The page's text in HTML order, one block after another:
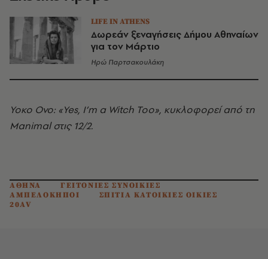
LIFE IN ATHENS
Δωρεάν ξεναγήσεις Δήμου Αθηναίων
για τον Μάρτιο
Ηρώ Παρτσακουλάκη
Υοκο Ονο: «Yes, I’m a Witch Too», κυκλοφορεί από τη
Manimal στις 12/2.
ΑΘΗΝΑ
ΓΕΙΤΟΝΙΕΣ ΣΥΝΟΙΚΙΕΣ
ΑΜΠΕΛΟΚΗΠΟΙ
ΣΠΙΤΙΑ ΚΑΤΟΙΚΙΕΣ ΟΙΚΙΕΣ
20AV